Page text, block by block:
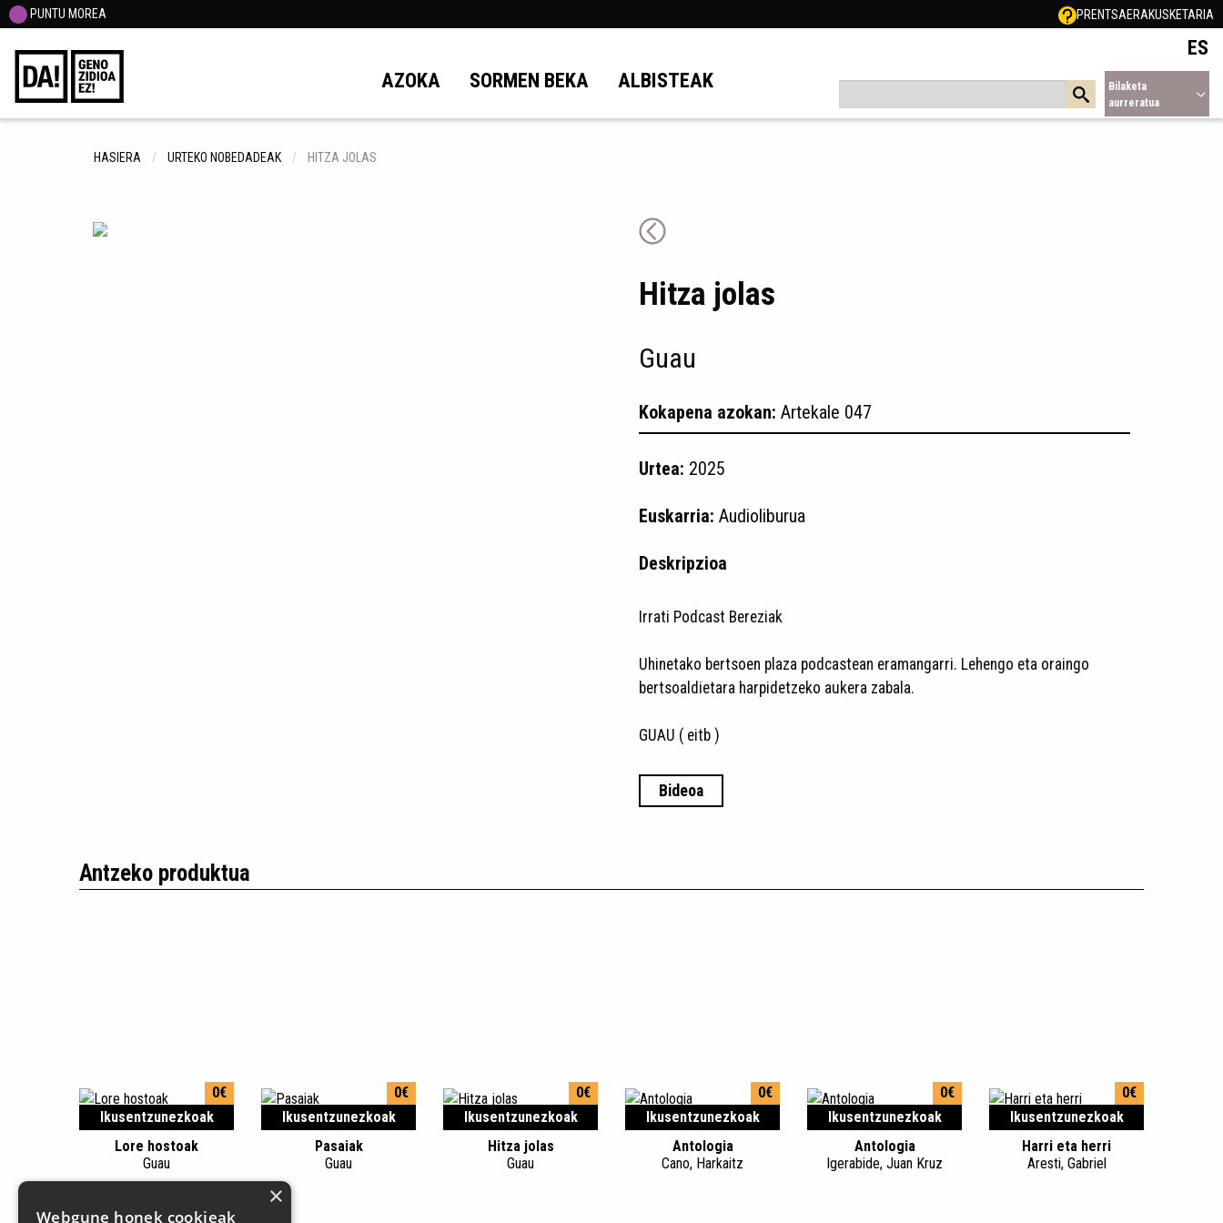
PUNTU MOREA PRENTSAERAKUSKETARIA
AZOKA SORMEN BEKA ALBISTEAK
ES
Bilaketa
aurreratua
HASIERA URTEKO NOBEDADEAK HITZA JOLAS
Hitza jolas
Guau
Kokapena azokan: Artekale 047
Urtea: 2025
Euskarria: Audioliburua
Deskripzioa
Irrati Podcast Bereziak
Uhinetako bertsoen plaza podcastean eramangarri. Lehengo eta oraingo
bertsoaldietara harpidetzeko aukera zabala.​
GUAU ( eitb )
Bideoa
Antzeko produktua
Ikusentzunezkoak
0€
Lore hostoak
Guau
Ikusentzunezkoak
0€
Pasaiak
Guau
Ikusentzunezkoak
0€
Hitza jolas
Guau
Ikusentzunezkoak
0€
Antologia
Cano, Harkaitz
Ikusentzunezkoak
0€
Antologia
Igerabide, Juan Kruz
Ikusentzunezkoak
0€
Harri eta herri
Aresti, Gabriel
×
Webgune honek cookieak